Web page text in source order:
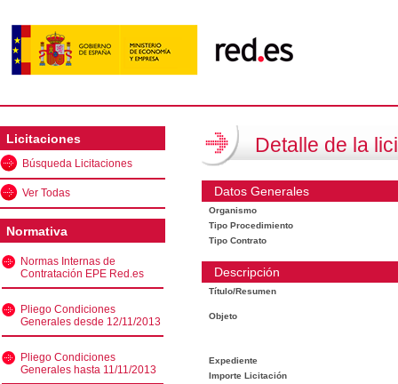
Licitaciones
Búsqueda Licitaciones
Ver Todas
Normativa
Normas Internas de
Contratación EPE Red.es
Pliego Condiciones
Generales desde 12/11/2013
Pliego Condiciones
Generales hasta 11/11/2013
Detalle de la
Datos Generales
Organismo
Tipo Procedimiento
Tipo Contrato
Descripción
Título/Resumen
Objeto
Expediente
Importe Licitación